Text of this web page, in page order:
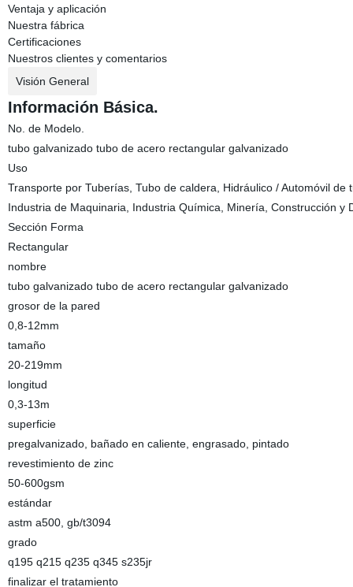
Ventaja y aplicación
Nuestra fábrica
Certificaciones
Nuestros clientes y comentarios
Visión General
Información Básica.
No. de Modelo.
tubo galvanizado tubo de acero rectangular galvanizado
Uso
Transporte por Tuberías, Tubo de caldera, Hidráulico / Automóvil
Industria de Maquinaria, Industria Química, Minería, Construcción y
Sección Forma
Rectangular
nombre
tubo galvanizado tubo de acero rectangular galvanizado
grosor de la pared
0,8-12mm
tamaño
20-219mm
longitud
0,3-13m
superficie
pregalvanizado, bañado en caliente, engrasado, pintado
revestimiento de zinc
50-600gsm
estándar
astm a500, gb/t3094
grado
q195 q215 q235 q345 s235jr
finalizar el tratamiento